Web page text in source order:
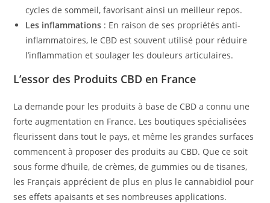
cycles de sommeil, favorisant ainsi un meilleur repos.
Les inflammations : En raison de ses propriétés anti-
inflammatoires, le CBD est souvent utilisé pour réduire
l’inflammation et soulager les douleurs articulaires.
L’essor des Produits CBD en France
La demande pour les produits à base de CBD a connu une
forte augmentation en France. Les boutiques spécialisées
fleurissent dans tout le pays, et même les grandes surfaces
commencent à proposer des produits au CBD. Que ce soit
sous forme d’huile, de crèmes, de gummies ou de tisanes,
les Français apprécient de plus en plus le cannabidiol pour
ses effets apaisants et ses nombreuses applications.